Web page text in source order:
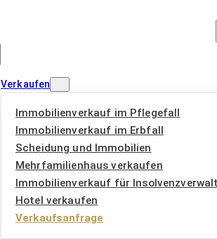
Verkaufen
Immobilienverkauf im Pflegefall
Immobilienverkauf im Erbfall
Scheidung und Immobilien
Mehrfamilienhaus verkaufen
Immobilienverkauf für
Hotel verkaufen
Verkaufsanfrage